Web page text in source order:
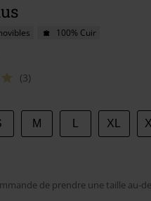
100% Cuir
(3)
M XL
de prendre une taille au-